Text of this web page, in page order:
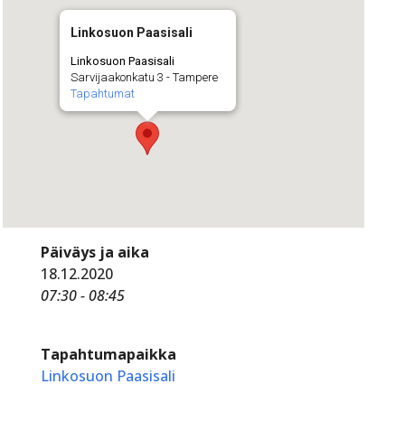
Linkosuon Paasisali
Linkosuon Paasisali
Sarvijaakonkatu 3 - Tampere
Tapahtumat
Päiväys ja aika
18.12.2020
07:30 - 08:45
Tapahtumapaikka
Linkosuon Paasisali